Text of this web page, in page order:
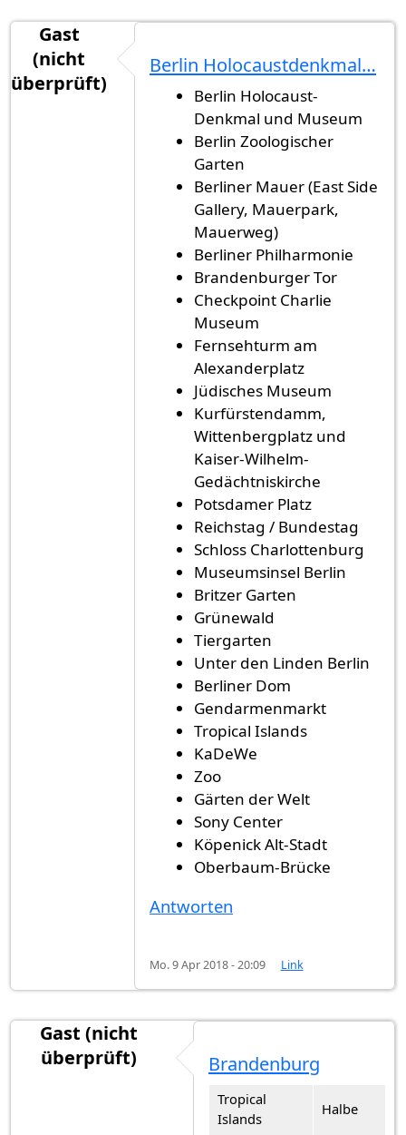
Gast
(nicht
überprüft)
Berlin Holocaustdenkmal…
Berlin Holocaust-
Denkmal und Museum
Berlin Zoologischer
Garten
Berliner Mauer (East Side
Gallery, Mauerpark,
Mauerweg)
Berliner Philharmonie
Brandenburger Tor
Checkpoint Charlie
Museum
Fernsehturm am
Alexanderplatz
Jüdisches Museum
Kurfürstendamm,
Wittenbergplatz und
Kaiser-Wilhelm-
Gedächtniskirche
Potsdamer Platz
Reichstag / Bundestag
Schloss Charlottenburg
Museumsinsel Berlin
Britzer Garten
Grünewald
Tiergarten
Unter den Linden Berlin
Berliner Dom
Gendarmenmarkt
Tropical Islands
KaDeWe
Zoo
Gärten der Welt
Sony Center
Köpenick Alt-Stadt
Oberbaum-Brücke
Antworten
Mo. 9 Apr 2018 - 20:09 Link
Gast (nicht
überprüft)
Brandenburg
Tropical
Islands
Halbe